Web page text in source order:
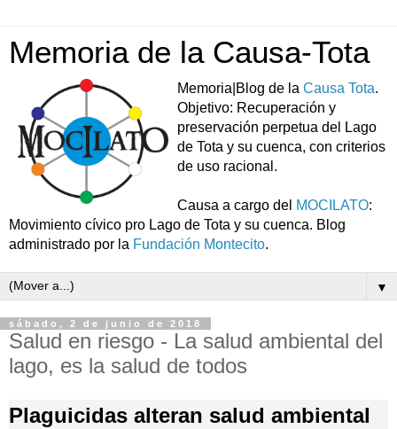
Memoria de la Causa-Tota
Memoria|Blog de la Causa Tota.
Objetivo: Recuperación y
preservación perpetua del Lago
de Tota y su cuenca, con criterios
de uso racional.
Causa a cargo del MOCILATO:
Movimiento cívico pro Lago de Tota y su cuenca. Blog
administrado por la Fundación Montecito.
▼
sábado, 2 de junio de 2018
Salud en riesgo - La salud ambiental del
lago, es la salud de todos
Plaguicidas alteran salud ambiental